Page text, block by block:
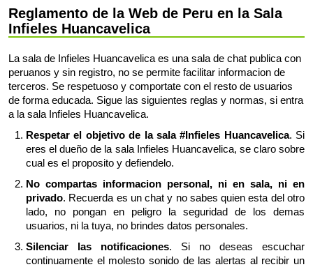
Reglamento de la Web de Peru en la Sala
Infieles Huancavelica
La sala de Infieles Huancavelica es una sala de chat publica con
peruanos y sin registro, no se permite facilitar informacion de
terceros. Se respetuoso y comportate con el resto de usuarios
de forma educada. Sigue las siguientes reglas y normas, si entra
a la sala Infieles Huancavelica.
Respetar el objetivo de la sala #Infieles Huancavelica. Si
eres el dueño de la sala Infieles Huancavelica, se claro sobre
cual es el proposito y defiendelo.
No compartas informacion personal, ni en sala, ni en
privado. Recuerda es un chat y no sabes quien esta del otro
lado, no pongan en peligro la seguridad de los demas
usuarios, ni la tuya, no brindes datos personales.
Silenciar las notificaciones. Si no deseas escuchar
continuamente el molesto sonido de las alertas al recibir un